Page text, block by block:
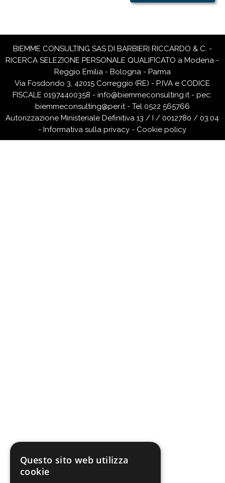
BIEMME CONSULTING SAS DI BARBIERI RICCARDO & C. -
RICERCA SELEZIONE PERSONALE QUALIFICATO a Modena -
Reggio Emilia - Bologna - Parma
Via Fosdondo 3, 42015 Correggio (RE) - P.IVA e CODICE
FISCALE 01974400358 -info@biemmeconsulting.it-pec:
biemmeconsulting@per.it- Tel 0522 565766
Autorizzazione Ministeriale Definitiva 13 / I / 0012780 / 03.04
-Informativa sulla privacy - Cookie policy
Questo sito web utilizza
cookie